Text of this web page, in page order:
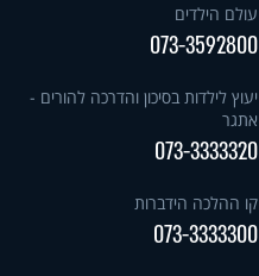
עולם הילדים
073-3592800
יעוץ לילדות בסיכון והדרכה להורים -
אתגר
073-3333320
קו ההלכה הידברות
073-3333300